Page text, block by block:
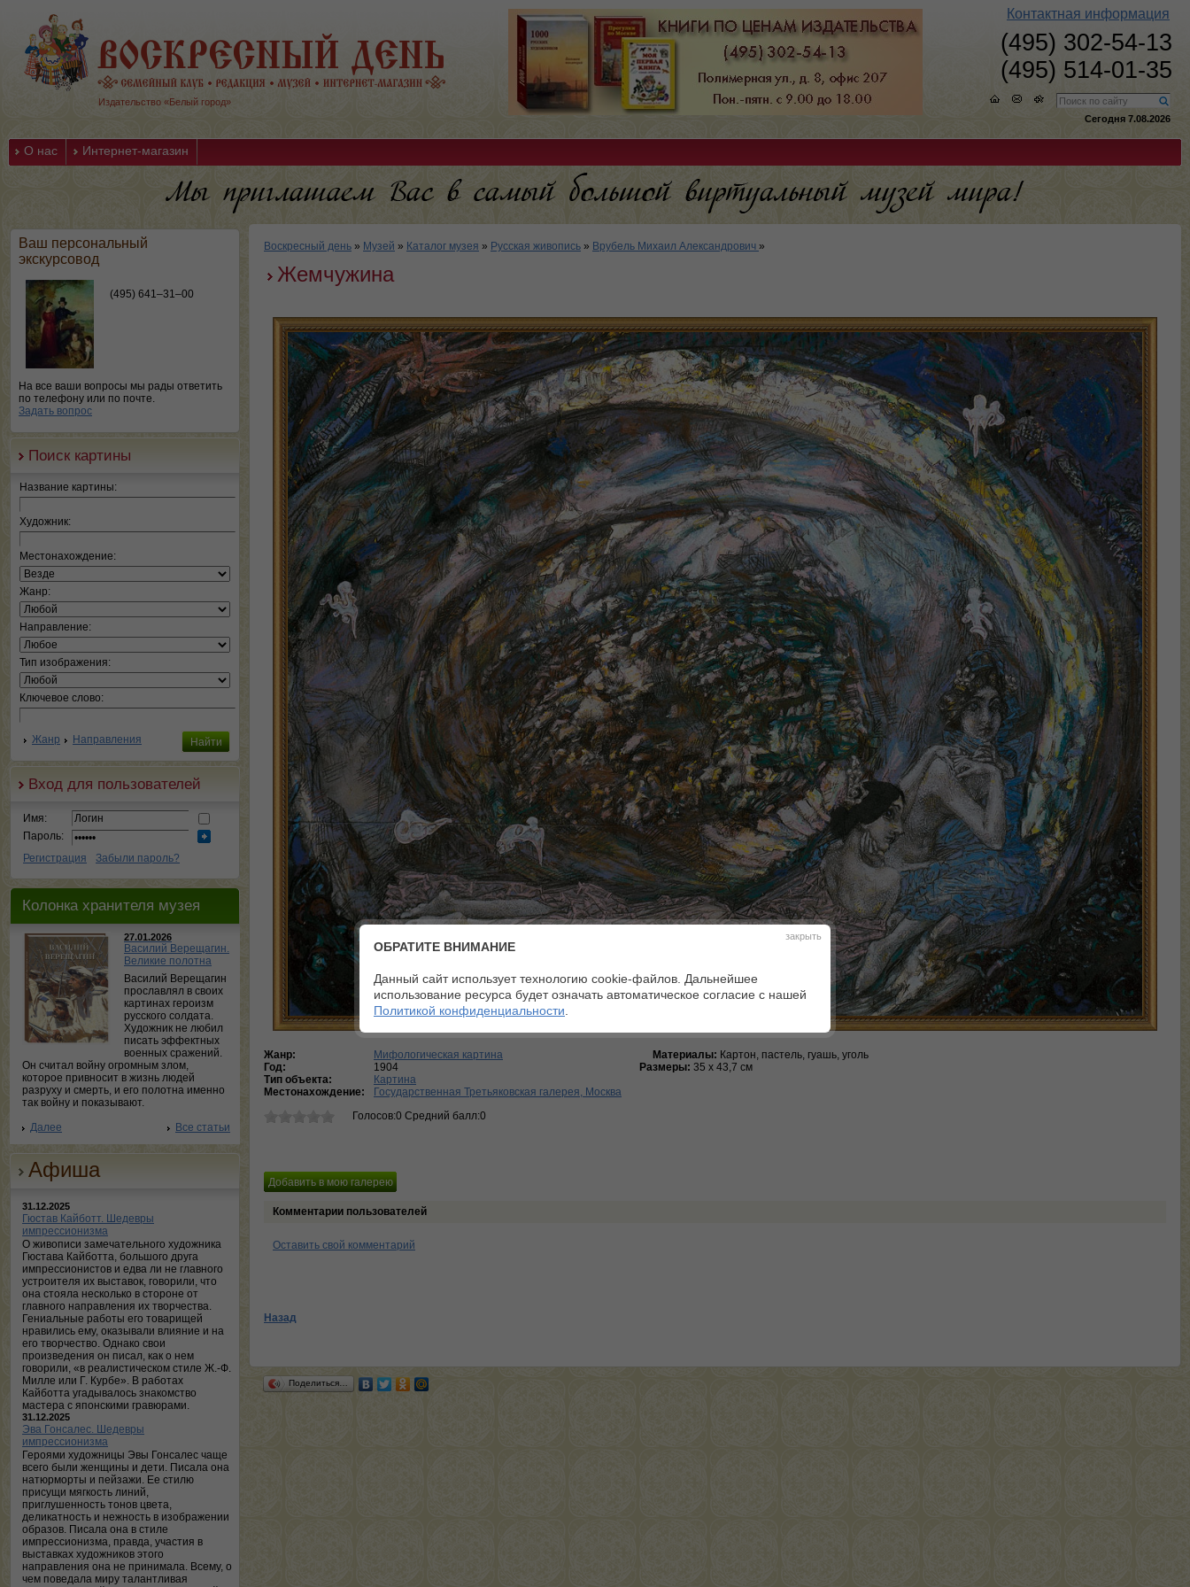
Издательство «Белый город»
Контактная информация
(495) 302-54-13
(495) 514-01-35
Сегодня 7.08.2026
О нас Интернет-магазин
Ваш персональный
экскурсовод
(495) 641–31–00
На все ваши вопросы мы рады ответить
по телефону или по почте.
Задать вопрос
Поиск картины
Название картины:
Художник:
Местонахождение:
Жанр:
Направление:
Тип изображения:
Ключевое слово:
Жанр Направления
Вход для пользователей
Имя:
Пароль:
Регистрация
Забыли пароль?
Колонка хранителя музея
27.01.2026
Василий Верещагин.
Великие полотна
Василий Верещагин
прославлял в своих
картинах героизм
русского солдата.
Художник не любил
писать эффектных
военных сражений.
Он считал войну огромным злом,
которое привносит в жизнь людей
разруху и смерть, и его полотна именно
так войну и показывают.
Далее
Все статьи
Афиша
31.12.2025
Гюстав Кайботт. Шедевры
импрессионизма
О живописи замечательного художника
Гюстава Кайботта, большого друга
импрессионистов и едва ли не главного
устроителя их выставок, говорили, что
она стояла несколько в стороне от
главного направления их творчества.
Гениальные работы его товарищей
нравились ему, оказывали влияние и на
его творчество. Однако свои
произведения он писал, как о нем
говорили, «в реалистическом стиле Ж.-Ф.
Милле или Г. Курбе». В работах
Кайботта угадывалось знакомство
мастера с японскими гравюрами.
31.12.2025
Эва Гонсалес. Шедевры
импрессионизма
Героями художницы Эвы Гонсалес чаще
всего были женщины и дети. Писала она
натюрморты и пейзажи. Ее стилю
присущи мягкость линий,
приглушенность тонов цвета,
деликатность и нежность в изображении
образов. Писала она в стиле
импрессионизма, правда, участия в
выставках художников этого
направления она не принимала. Всему, о
чем поведала миру талантливая
Воскресный день » Музей » Каталог музея » Русская живопись » Врубель Михаил Александрович »
Жемчужина
Жанр:
Мифологическая картина
Год:
1904
Тип объекта:
Картина
Местонахождение:
Государственная Третьяковская галерея, Москва
Голосов:0 Средний балл:0
Материалы: Картон, пастель, гуашь, уголь
Размеры: 35 х 43,7 см
Комментарии пользователей
Оставить свой комментарий
Назад
Поделиться…
закрыть
ОБРАТИТЕ ВНИМАНИЕ
Данный сайт использует технологию cookie-файлов. Дальнейшее
использование ресурса будет означать автоматическое согласие с нашей
Политикой конфиденциальности